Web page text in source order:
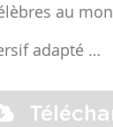
au
adapté …